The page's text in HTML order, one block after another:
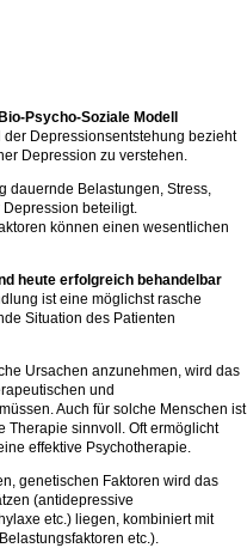
Psycho-Soziale Modell
Depressionsentstehung bezieht
Depression zu verstehen.
dauernde Belastungen, Stress,
beteiligt.
können einen wesentlichen
heute erfolgreich behandelbar
ist eine möglichst rasche
Situation des Patienten
Ursachen anzunehmen, wird das
und
Auch für solche Menschen ist
Therapie sinnvoll. Oft ermöglicht
effektive Psychotherapie.
genetischen Faktoren wird das
(antidepressive
etc.) liegen, kombiniert mit
etc.).